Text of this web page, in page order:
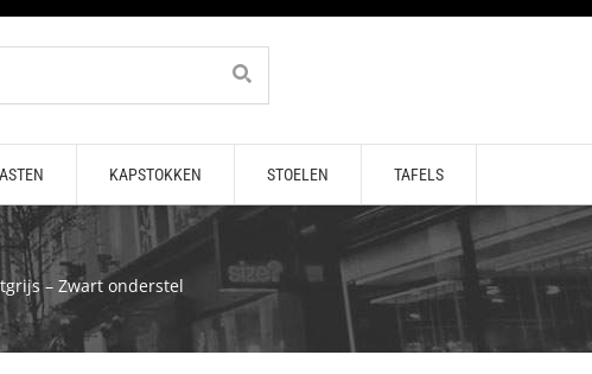
KAPSTOKKEN STOELEN TAFELS
– Zwart onderstel